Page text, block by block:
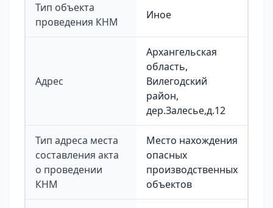
Тип объекта
проведения КНМ
Иное
Адрес
Архангельская
область,
Вилегодский
район,
дер.Залесье,д.12
Тип адреса места
составления акта
о проведении
КНМ
Место нахождения
опасных
производственных
объектов